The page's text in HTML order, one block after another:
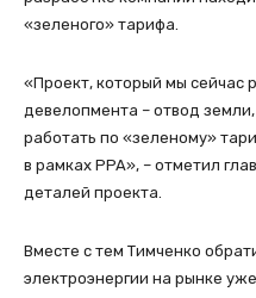
«зеленого» тарифа.
«Проект, который мы сейчас
девелопмента – отвод
работать по «зеленому»
в рамках PPA», – отметил
деталей проекта.
Вместе с тем Тимченко
электроэнергии на рынке